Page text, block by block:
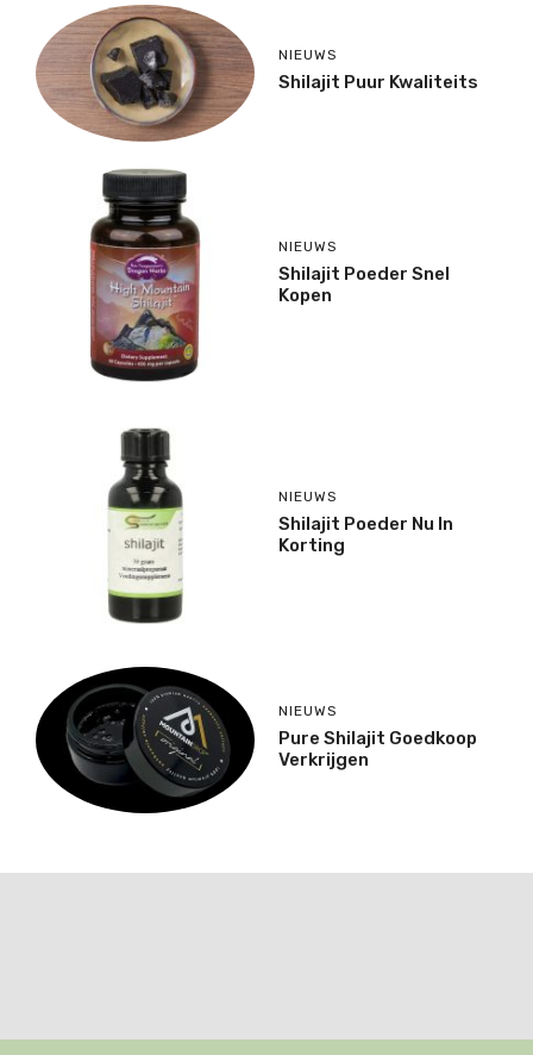
NIEUWS
Shilajit Puur Kwaliteits
NIEUWS
Shilajit Poeder Snel
Kopen
NIEUWS
Shilajit Poeder Nu In
Korting
NIEUWS
Pure Shilajit Goedkoop
Verkrijgen